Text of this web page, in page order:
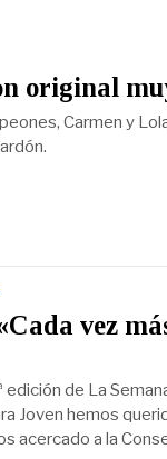
original
Carmen y
vez
edición de La
Joven hemos
acercado a la